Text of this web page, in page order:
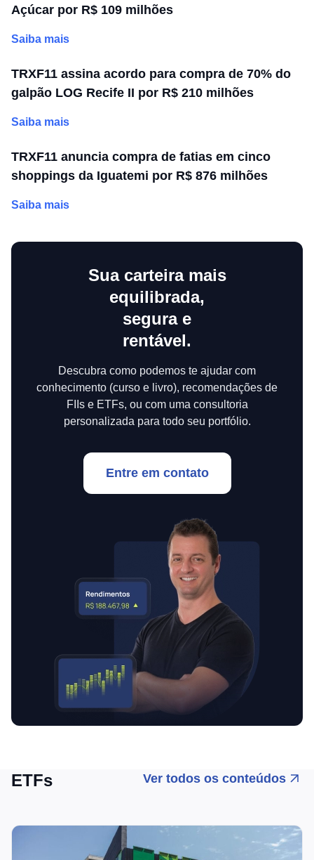
Açúcar por R$ 109 milhões
Saiba mais
TRXF11 assina acordo para compra de 70% do
galpão LOG Recife II por R$ 210 milhões
Saiba mais
TRXF11 anuncia compra de fatias em cinco
shoppings da Iguatemi por R$ 876 milhões
Saiba mais
Sua carteira mais
equilibrada,
segura e
rentável.
Descubra como podemos te ajudar com
conhecimento (curso e livro), recomendações de
FIIs e ETFs, ou com uma consultoria
personalizada para todo seu portfólio.
Entre em contato
ETFs Ver todos os conteúdos